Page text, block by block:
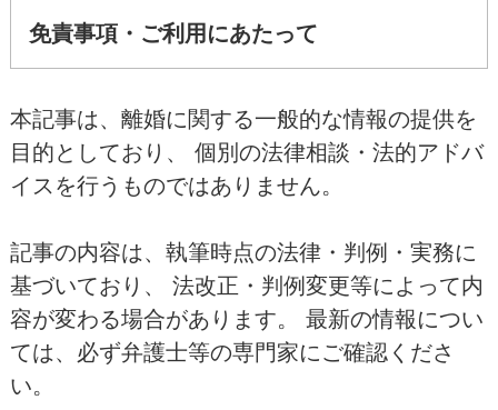
免責事項・ご利用にあたって
本記事は、離婚に関する一般的な情報の提供を
目的としており、 個別の法律相談・法的アドバ
イスを行うものではありません。
記事の内容は、執筆時点の法律・判例・実務に
基づいており、 法改正・判例変更等によって内
容が変わる場合があります。 最新の情報につい
ては、必ず弁護士等の専門家にご確認くださ
い。